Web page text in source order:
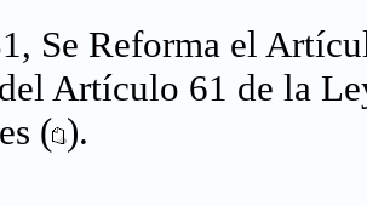
Se Reforma el
Artículo 61 de la
( ).